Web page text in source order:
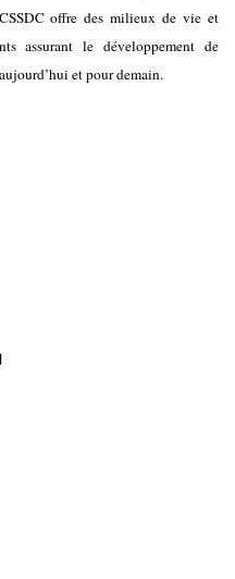
offre des milieux de vie et
assurant le développement de
et pour demain.